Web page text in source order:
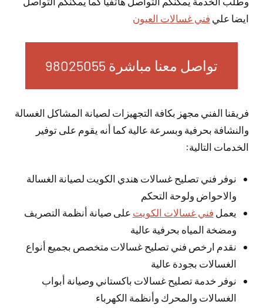
ايضا علي فني غسالات العيون
تواصل معنا مباشرة 98025055
فريقنا الفني مجهز بكافة التجهيزات لصيانة المشاكل الغسالة
والنشافة بحرفية وبسرعة عالية كما أنه يقوم على توفير
الخدمات التالية:
نوفر فني تصليح غسالات هندي الكويت لصيانة الغسالة
والاحواض ولوحة التحكم
يعمل فني غسالات الكويت على صيانة أنظمة التصريف
ومضخة المياه بحرفية عالية
نقدم ارخص فني تصليح غسالات متخصص بجميع أنواع
الغسالات بجودة عالية
نوفر خدمة تصليح غسالات باكستاني وصيانة أبواب
الغسالات والمحرك وأنظمة الكهرباء